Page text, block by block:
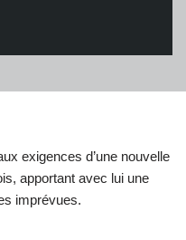
exigences d’une nouvelle
apportant avec lui une
imprévues.